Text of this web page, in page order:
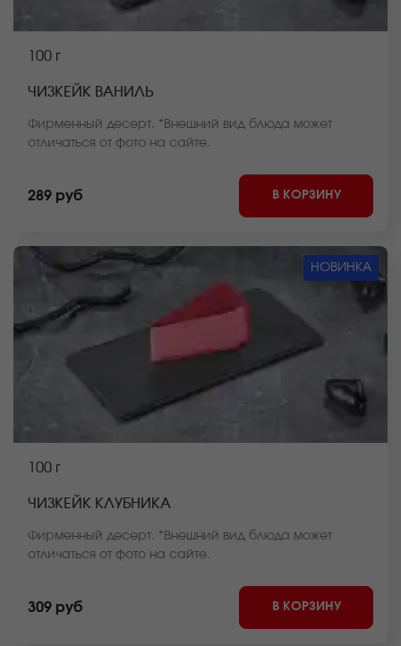
100 г
ЧИЗКЕЙК ВАНИЛЬ
Фирменный десерт. *Внешний вид блюда может
отличаться от фото на сайте.
289 руб В КОРЗИНУ
НОВИНКА
100 г
ЧИЗКЕЙК КЛУБНИКА
Фирменный десерт. *Внешний вид блюда может
отличаться от фото на сайте.
309 руб В КОРЗИНУ